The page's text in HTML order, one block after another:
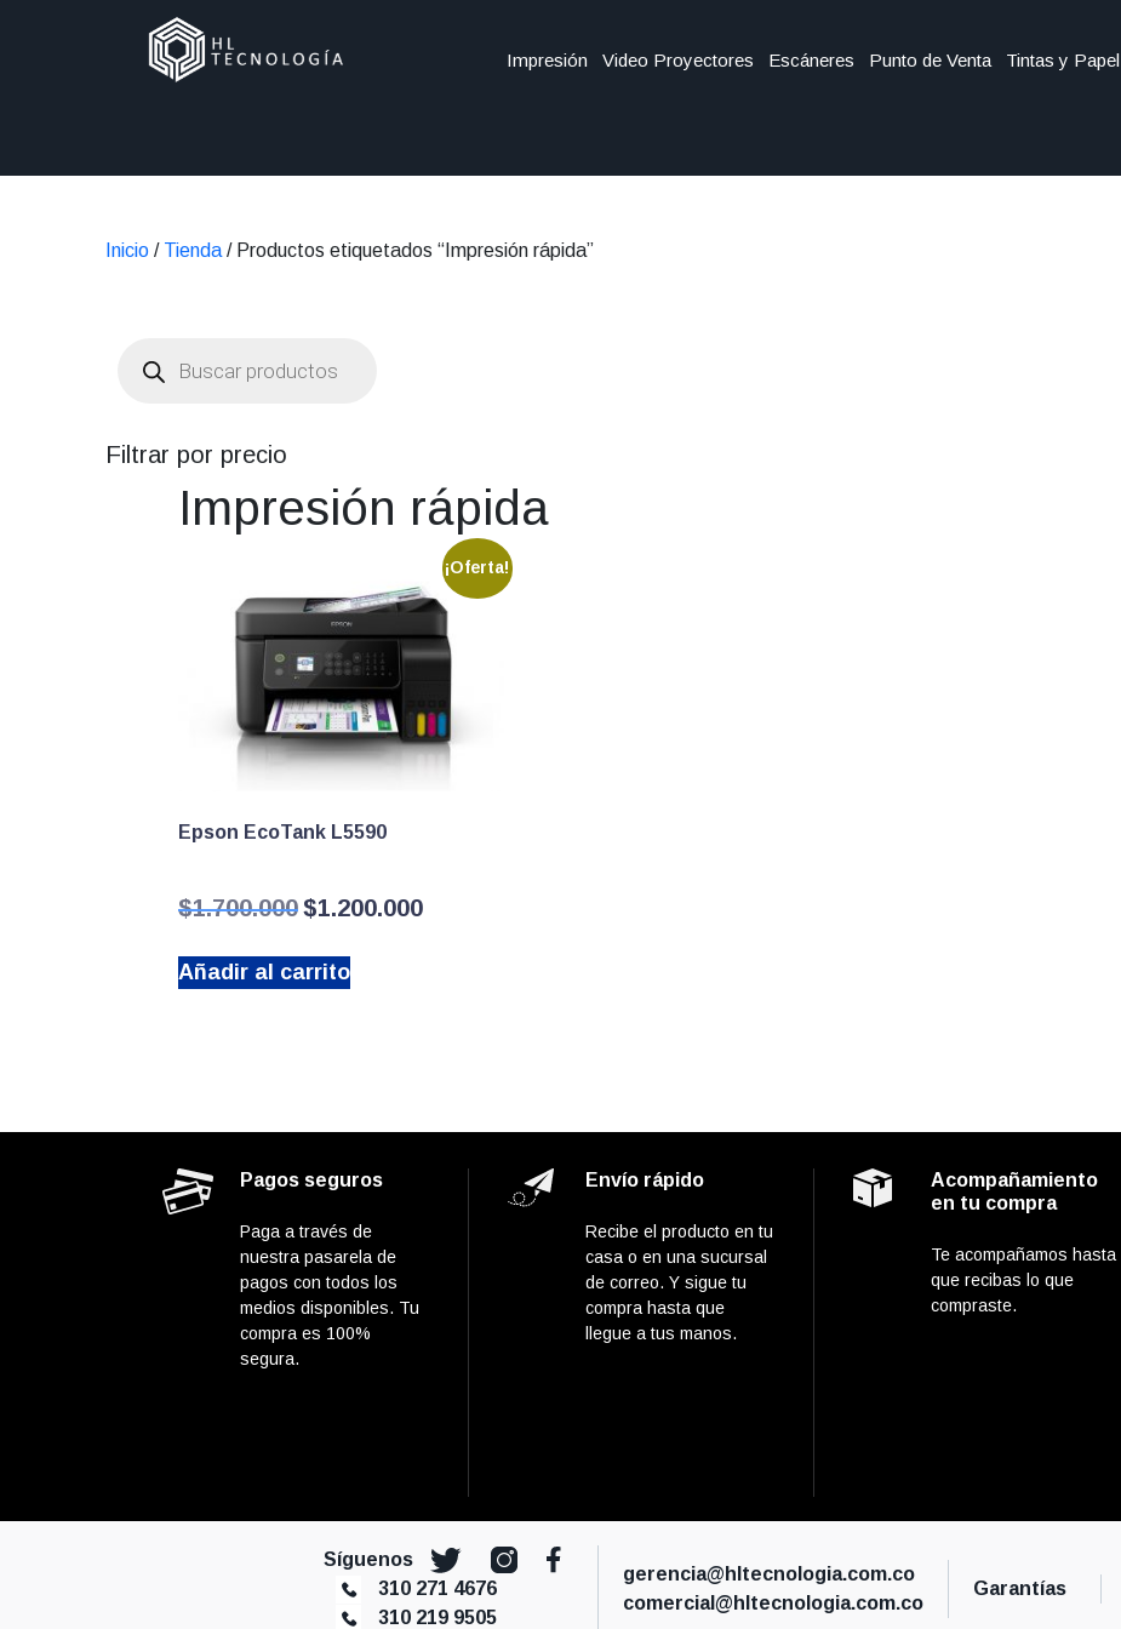
Impresión Video Proyectores Escáneres Punto de Venta Tintas y Papel
Inicio / Tienda / Productos etiquetados “Impresión rápida”
productos
Filtrar por precio
Impresión rápida
¡Oferta!
Epson EcoTank L5590
$1.700.000 El
precio
era:
$1.200.000El
Añadir al carrito
Pagos seguros
Paga a través de
nuestra pasarela de
pagos con todos los
medios disponibles. Tu
compra es 100%
segura.
Envío rápido
Recibe el producto en tu
casa o en una sucursal
de correo. Y sigue tu
compra hasta que
llegue a tus manos.
Acompañamiento
en tu compra
Te acompañamos hasta
que recibas lo que
compraste.
Síguenos
310 271 4676
310 219 9505
gerencia@hltecnologia.com.co
comercial@hltecnologia.com.co
Garantías